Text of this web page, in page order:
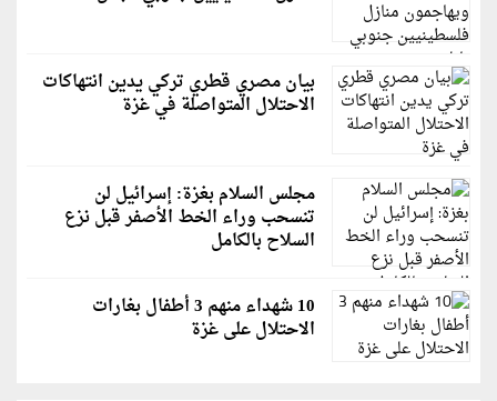
بيان مصري قطري تركي يدين انتهاكات
الاحتلال المتواصلة في غزة
مجلس السلام بغزة: إسرائيل لن
تنسحب وراء الخط الأصفر قبل نزع
السلاح بالكامل
10 شهداء منهم 3 أطفال بغارات
الاحتلال على غزة